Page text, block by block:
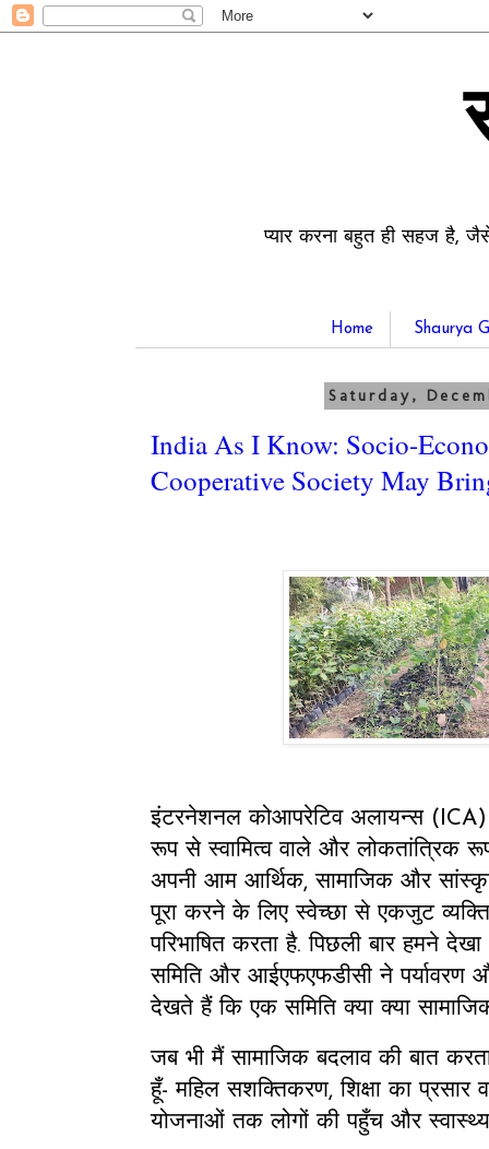
प्यार करना बहुत ही सहज है,
Home Shaurya
Saturday,
India As I Know: Socio-
Cooperative Society May
इंटरनेशनल कोआपरेटिव अलायन्स (ICA)
रूप से स्वामित्व वाले और लोकतांत्रिक
अपनी आम आर्थिक, सामाजिक और
पूरा करने के लिए स्वेच्छा से एकजुट
परिभाषित करता है. पिछली बार हमने
समिति और आईएफएफडीसी ने पर्यावरण
देखते हैं कि एक समिति क्या क्या
जब भी मैं सामाजिक बदलाव की बात
हूँ- महिल सशक्तिकरण, शिक्षा का प्रसार
योजनाओं तक लोगों की पहुँच और